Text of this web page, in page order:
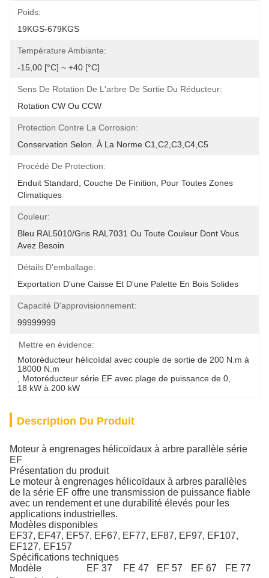
Poids:
19KGS-679KGS
Température Ambiante:
-15,00 [°C] ~ +40 [°C]
Sens De Rotation De L'arbre De Sortie Du Réducteur:
Rotation CW Ou CCW
Protection Contre La Corrosion:
Conservation Selon. À La Norme C1,C2,C3,C4,C5
Procédé De Protection:
Enduit Standard, Couche De Finition, Pour Toutes Zones
Climatiques
Couleur:
Bleu RAL5010/gris RAL7031 Ou Toute Couleur Dont Vous
Avez Besoin
Détails D'emballage:
Exportation D'une Caisse Et D'une Palette En Bois Solides
Capacité D'approvisionnement:
99999999
Mettre en évidence:
Motoréducteur hélicoïdal avec couple de sortie de 200 N.m à
18000 N.m
Motoréducteur série EF avec plage de puissance de 0
18 kW à 200 kW
Description Du Produit
Moteur à engrenages hélicoïdaux à arbre parallèle série
EF
Présentation du produit
Le moteur à engrenages hélicoïdaux à arbres parallèles
de la série EF offre une transmission de puissance fiable
avec un rendement et une durabilité élevés pour les
applications industrielles.
Modèles disponibles
EF37, EF47, EF57, EF67, EF77, EF87, EF97, EF107,
EF127, EF157
Spécifications techniques
Modèle
EF 37 FE 47 EF 57 EF 67 FE 77